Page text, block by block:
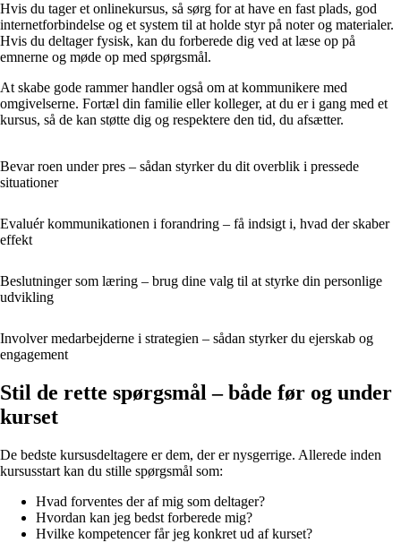
Hvis du tager et onlinekursus, så sørg for at have en fast plads, god
internetforbindelse og et system til at holde styr på noter og materialer.
Hvis du deltager fysisk, kan du forberede dig ved at læse op på
emnerne og møde op med spørgsmål.
At skabe gode rammer handler også om at kommunikere med
omgivelserne. Fortæl din familie eller kolleger, at du er i gang med et
kursus, så de kan støtte dig og respektere den tid, du afsætter.
Bevar roen under pres – sådan styrker du dit overblik i pressede
situationer
Evaluér kommunikationen i forandring – få indsigt i, hvad der skaber
effekt
Beslutninger som læring – brug dine valg til at styrke din personlige
udvikling
Involver medarbejderne i strategien – sådan styrker du ejerskab og
engagement
Stil de rette spørgsmål – både før og under
kurset
De bedste kursusdeltagere er dem, der er nysgerrige. Allerede inden
kursusstart kan du stille spørgsmål som:
Hvad forventes der af mig som deltager?
Hvordan kan jeg bedst forberede mig?
Hvilke kompetencer får jeg konkret ud af kurset?